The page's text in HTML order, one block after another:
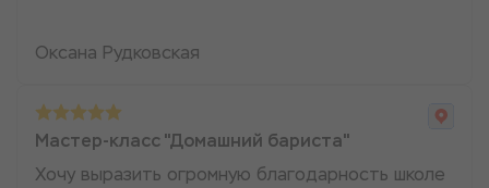
Оксана Рудковская
Мастер-класс "Домашний бариста"
Хочу выразить огромную благодарность школе